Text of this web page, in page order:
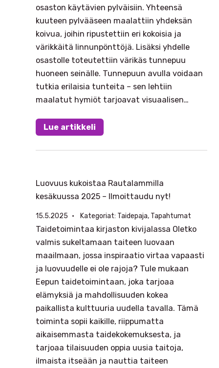
osaston käytävien pylväisiin. Yhteensä
kuuteen pylvääseen maalattiin yhdeksän
koivua, joihin ripustettiin eri kokoisia ja
värikkäitä linnunpönttöjä. Lisäksi yhdelle
osastolle toteutettiin värikäs tunnepuu
huoneen seinälle. Tunnepuun avulla voidaan
tutkia erilaisia tunteita – sen lehtiin
maalatut hymiöt tarjoavat visuaalisen…
Lue artikkeli
Luovuus kukoistaa Rautalammilla
kesäkuussa 2025 – Ilmoittaudu nyt!
15.5.2025 Kategoriat: Taidepaja, Tapahtumat
Taidetoimintaa kirjaston kivijalassa Oletko
valmis sukeltamaan taiteen luovaan
maailmaan, jossa inspiraatio virtaa vapaasti
ja luovuudelle ei ole rajoja? Tule mukaan
Eepun taidetoimintaan, joka tarjoaa
elämyksiä ja mahdollisuuden kokea
paikallista kulttuuria uudella tavalla. Tämä
toiminta sopii kaikille, riippumatta
aikaisemmasta taidekokemuksesta, ja
tarjoaa tilaisuuden oppia uusia taitoja,
ilmaista itseään ja nauttia taiteen